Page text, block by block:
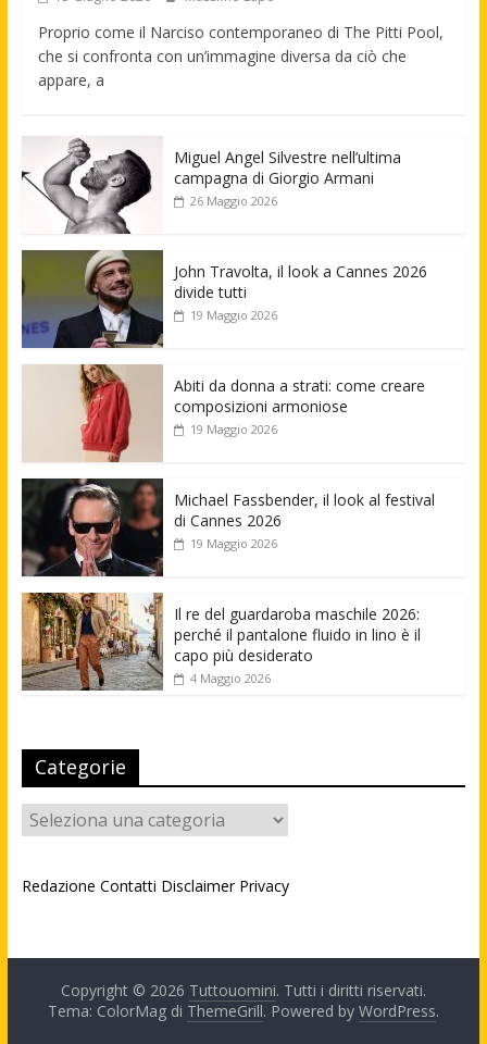
Proprio come il Narciso contemporaneo di The Pitti Pool,
che si confronta con un’immagine diversa da ciò che
appare, a
Miguel Angel Silvestre nell’ultima
campagna di Giorgio Armani
26 Maggio 2026
John Travolta, il look a Cannes 2026
divide tutti
19 Maggio 2026
Abiti da donna a strati: come creare
composizioni armoniose
19 Maggio 2026
Michael Fassbender, il look al festival
di Cannes 2026
19 Maggio 2026
Il re del guardaroba maschile 2026:
perché il pantalone fluido in lino è il
capo più desiderato
4 Maggio 2026
Categorie
Categorie
Redazione Contatti Disclaimer Privacy
Copyright © 2026 Tuttouomini. Tutti i diritti riservati.
Tema: ColorMag di ThemeGrill. Powered by WordPress.